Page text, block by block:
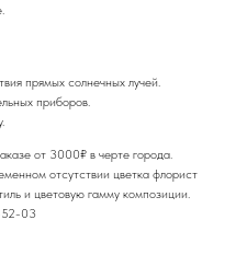
прямых солнечных лучей.
приборов.
от 3000₽ в черте города.
отсутствии цветка флорист
и цветовую гамму композиции.
52-03